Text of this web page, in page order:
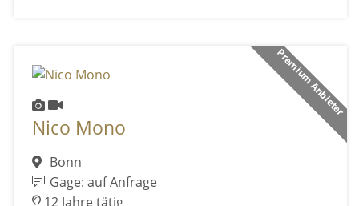
Premium Anbieter
Nico Mono
Bonn
Gage: auf Anfrage
12 Jahre tätig